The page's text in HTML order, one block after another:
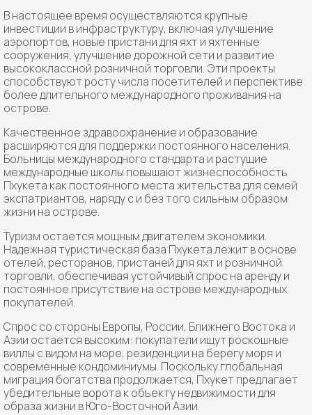
В настоящее время осуществляются крупные
инвестиции в инфраструктуру, включая улучшение
аэропортов, новые пристани для яхт и яхтенные
сооружения, улучшение дорожной сети и развитие
высококлассной розничной торговли. Эти проекты
способствуют росту числа посетителей и перспективе
более длительного международного проживания на
острове.
Качественное здравоохранение и образование
расширяются для поддержки постоянного населения.
Больницы международного стандарта и растущие
международные школы повышают жизнеспособность
Пхукета как постоянного места жительства для семей
экспатриантов, наряду с и без того сильным образом
жизни на острове.
Туризм остается мощным двигателем экономики.
Надежная туристическая база Пхукета лежит в основе
отелей, ресторанов, пристаней для яхт и розничной
торговли, обеспечивая устойчивый спрос на аренду и
постоянное присутствие на острове международных
покупателей.
Спрос со стороны Европы, России, Ближнего Востока и
Азии остается высоким: покупатели ищут роскошные
виллы с видом на море, резиденции на берегу моря и
современные кондоминиумы. Поскольку глобальная
миграция богатства продолжается, Пхукет предлагает
убедительные ворота к объекту недвижимости для
образа жизни в Юго-Восточной Азии.